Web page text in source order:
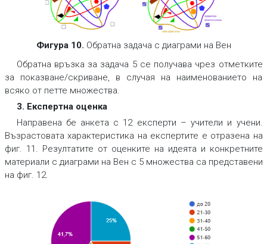
Фигура 10. Обратна задача с диаграми на Вен
Обратна връзка за задача 5 се получава чрез отметките
за показване/скриване, в случая на наименованието на
всяко от петте множества.
3. Експертна оценка
Направена бе анкета с 12 експерти – учители и учени.
Възрастовата характеристика на експертите е отразена на
фиг. 11. Резултатите от оценките на идеята и конкретните
материали с диаграми на Вен с 5 множества са представени
на фиг. 12.